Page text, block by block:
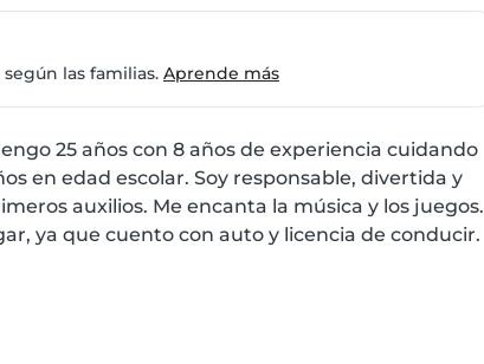
las familias. Aprende más
25 años con 8 años de experiencia cuidando
en edad escolar. Soy responsable, divertida y
auxilios. Me encanta la música y los juegos.
ya que cuento con auto y licencia de conducir.